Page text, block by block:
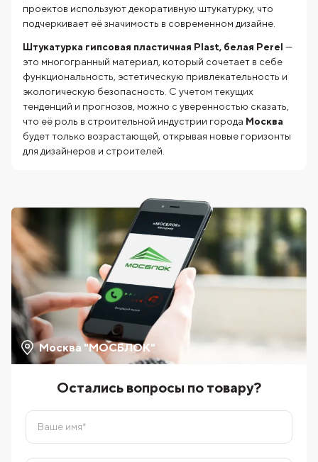
проектов используют декоративную штукатурку, что
подчеркивает её значимость в современном дизайне.
Штукатурка гипсовая пластичная Plast, белая Perel —
это многогранный материал, который сочетает в себе
функциональность, эстетическую привлекательность и
экологическую безопасность. С учетом текущих
тенденций и прогнозов, можно с уверенностью сказать,
что её роль в строительной индустрии города Москва
будет только возрастающей, открывая новые горизонты
для дизайнеров и строителей.
Москва "МОСБЛОК"
Остались вопросы по товару?